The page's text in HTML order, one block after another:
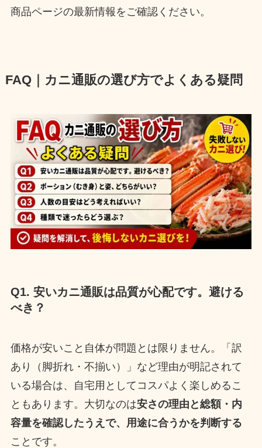
商品ページの最新情報をご確認ください。
FAQ｜カニ通販の選び方でよくある疑問
Q1. 安いカニ通販は品質が心配です。避ける
べき？
価格が安いこと自体が問題とは限りません。「訳
あり（脚折れ・不揃い）」など理由が明記されて
いる場合は、自宅用としてコスパよく楽しめるこ
ともあります。大切なのは安さの理由と総額・内
容量を確認したうえで、用途に合うかを判断する
ことです。